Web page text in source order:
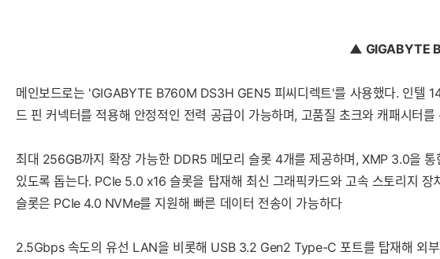
▲ GIGABYTE
메인보드로는 'GIGABYTE B760M DS3H GEN5 피씨디렉트'를 사용했다. 인텔
드 핀 커넥터를 적용해 안정적인 전력 공급이 가능하며, 고품질 초크와 캐패시터
최대 256GB까지 확장 가능한 DDR5 메모리 슬롯 4개를 제공하며, XMP 3.0을
있도록 돕는다. PCIe 5.0 x16 슬롯을 탑재해 최신 그래픽카드와 고속 스토리지
슬롯은 PCIe 4.0 NVMe를 지원해 빠른 데이터 전송이 가능하다
2.5Gbps 속도의 유선 LAN을 비롯해 USB 3.2 Gen2 Type-C 포트를 탑재해 외